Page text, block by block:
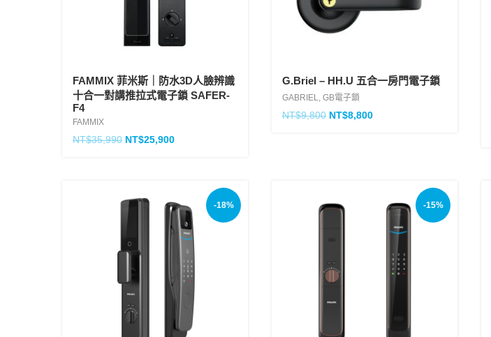
FAMMIX 菲米斯｜防水3D人臉辨識
十合一對講推拉式電子鎖 SAFER-
F4
FAMMIX
NT$35,990 NT$25,900
G.Briel – HH.U 五合一房門電子鎖
GABRIEL, GB電子鎖
NT$9,800 NT$8,800
-18% -15%